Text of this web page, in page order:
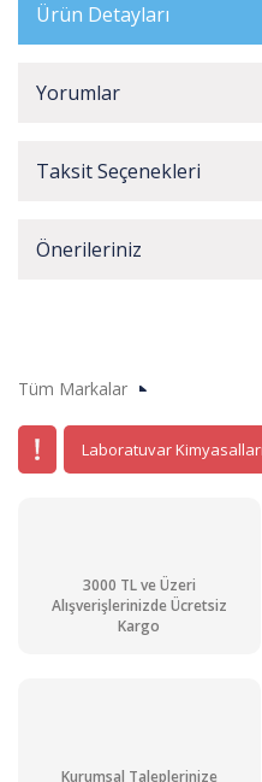
Ürün Detayları
Yorumlar
Taksit Seçenekleri
Önerileriniz
Tüm Markalar
Laboratuvar
3000 TL ve Üzeri
Alışverişlerinizde Ücretsiz
Kargo
Kurumsal Taleplerinize